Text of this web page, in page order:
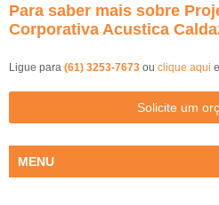
Para saber mais sobre
Corporativa Acustica
Ligue para (61) 3253-7673 ou clique aqui
Solicite um
MENU